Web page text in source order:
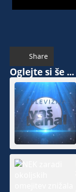
Share
Oglejte si še ...